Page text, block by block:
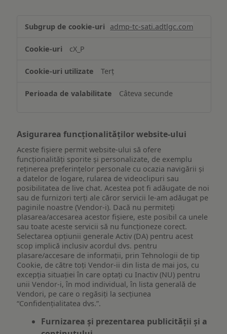
și/sau
informațiilor
pe
dispozitiv
admp-tc-sati.adtlgc.com
cX_P
Terț
Câteva secunde
Asigurarea funcționalităților website-ului
Aceste fișiere permit website-ului să ofere
funcționalități sporite și personalizate, de exemplu
reţinerea preferinţelor personale cu ocazia navigării și
a datelor de logare, rularea de videoclipuri sau
posibilitatea de live chat. Acestea pot fi adăugate de noi
sau de furnizori terți ale căror servicii le-am adăugat pe
paginile noastre (Vendor-i). Dacă nu permiteți
plasarea/accesarea acestor fișiere, este posibil ca unele
sau toate aceste servicii să nu funcționeze corect.
Selectarea opțiunii generale Activ (DA) pentru acest
scop implică inclusiv acordul dvs. pentru
plasare/accesare de informații, prin Tehnologii de tip
Cookie, de către toți Vendor-ii din lista de mai jos, cu
excepția situației în care optați cu Inactiv (NU) pentru
unii Vendor-i, în mod individual, în lista generală de
Vendori, pe care o regăsiți la secțiunea
“Confidențialitatea dvs.”.
Furnizarea și prezentarea publicității și a